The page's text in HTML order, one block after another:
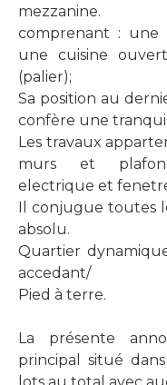
mezzanine.
comprenant : une
une cuisine
(palier);
Sa position au
confère une
Les travaux
murs et
electrique et
Il conjugue toutes
absolu.
Quartier
accedant/
Pied à terre.
La présente
principal situé